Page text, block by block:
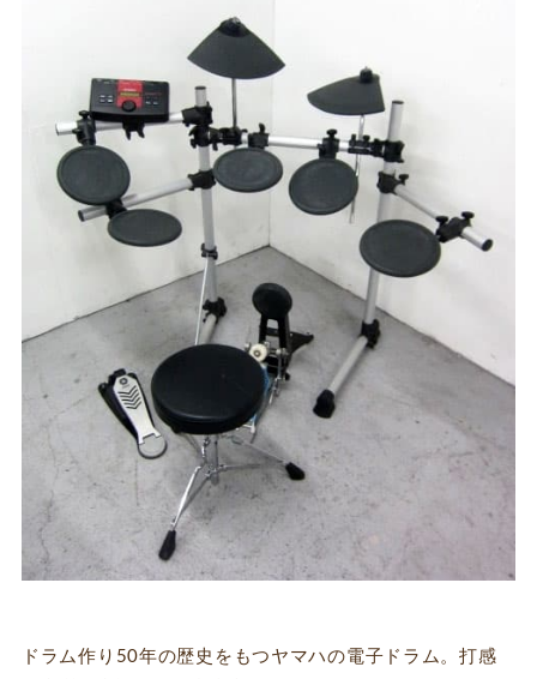
ドラム作り50年の歴史をもつヤマハの電子ドラム。打感